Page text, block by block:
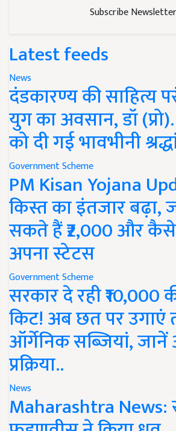
Subscribe
Latest feeds
News
दंडकारण्य की साहित्य
युग का अवसान, डॉ
को दी गई भावभीनी
Government Scheme
PM Kisan Yojana
किस्त का इंतजार बढ़ा,
सकते हैं ₹2,000 और
अपना स्टेटस
Government Scheme
सरकार दे रही ₹10,000
किट! अब छत पर उगाएं
ऑर्गेनिक सब्जियां,
प्रक्रिया..
News
Maharashtra News: